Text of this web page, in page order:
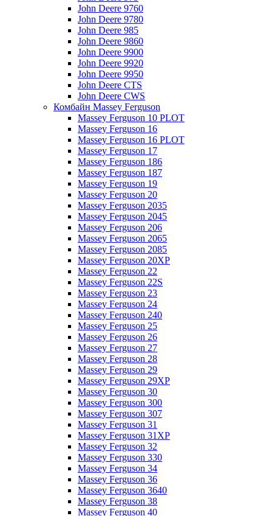
John Deere 9760
John Deere 9780
John Deere 985
John Deere 9860
John Deere 9900
John Deere 9920
John Deere 9950
John Deere CTS
John Deere CWS
Комбайн Massey Ferguson
Massey Ferguson 10 PLOT
Massey Ferguson 16
Massey Ferguson 16 PLOT
Massey Ferguson 17
Massey Ferguson 186
Massey Ferguson 187
Massey Ferguson 19
Massey Ferguson 20
Massey Ferguson 2035
Massey Ferguson 2045
Massey Ferguson 206
Massey Ferguson 2065
Massey Ferguson 2085
Massey Ferguson 20XP
Massey Ferguson 22
Massey Ferguson 22S
Massey Ferguson 23
Massey Ferguson 24
Massey Ferguson 240
Massey Ferguson 25
Massey Ferguson 26
Massey Ferguson 27
Massey Ferguson 28
Massey Ferguson 29
Massey Ferguson 29XP
Massey Ferguson 30
Massey Ferguson 300
Massey Ferguson 307
Massey Ferguson 31
Massey Ferguson 31XP
Massey Ferguson 32
Massey Ferguson 330
Massey Ferguson 34
Massey Ferguson 36
Massey Ferguson 3640
Massey Ferguson 38
Massey Ferguson 40